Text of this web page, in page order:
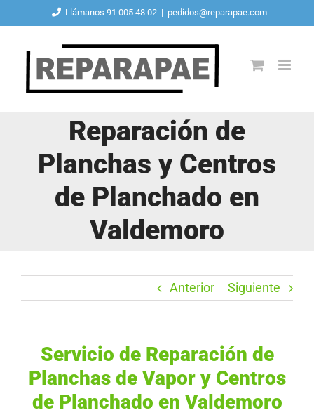
contenido
Llámanos 91 005 48 02 | pedidos@reparapae.com
Reparación de
Planchas y Centros
de Planchado en
Valdemoro
Anterior Siguiente
Servicio de Reparación de
Planchas de Vapor y Centros
de Planchado en Valdemoro